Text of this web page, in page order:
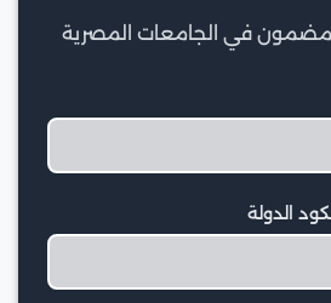
في الجامعات المصرية
الدولة